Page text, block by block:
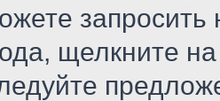
щелкните